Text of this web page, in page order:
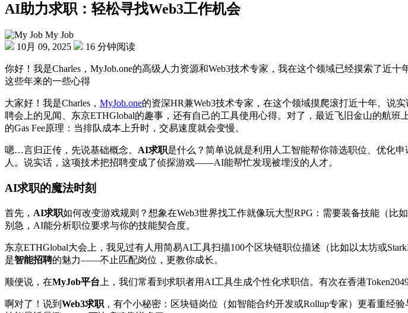
AI助力求职：轻松寻找Web3工作机会
My Job
10月 09, 2025
16 分钟阅读
你好！我是Charles，MyJob.one的高级人力资源和Web3技术专家，我在这个领域已经摸索了
这些年来的一些心得
大家好！我是Charles， MyJob.one的资深HR兼Web3技术专家，在这个领域摸爬滚打近十年。
聘会上的见闻、东京ETHGlobal的趣事，还有自己的工具使用心得。对了，最近飞旧金山的
的Gas Fee原理：当排队成本上升时，交易速度就会变慢。
嗯…言归正传，先说基础概念。 AI求职是什么？简单说就是利用人工智能帮你筛选职位、优化
人。说实话，这项技术把招聘变成了侦探游戏——AI能帮忙发现被埋没的人才。
AI求职的魔法时刻
首先， AI求职如何改变游戏规则？想象在Web3世界找工作就像玩大型RPG：需要装备技能（
别急，AI能分析职位要求与你的技能契合度。
东京ETHGlobal大会上，我见过有人用简易AI工具扫描100个区块链职位描述（比如以太坊或
是智能招聘的魅力——不止匹配岗位，更教你成长。
顺便说，在MyJob平台 上，我们常看到求职者用AI工具生成个性化求职信。有次在香港
啊对了！说到 Web3求职 ，有个小秘密：区块链岗位（如智能合约开发或Rollup专家）更看重